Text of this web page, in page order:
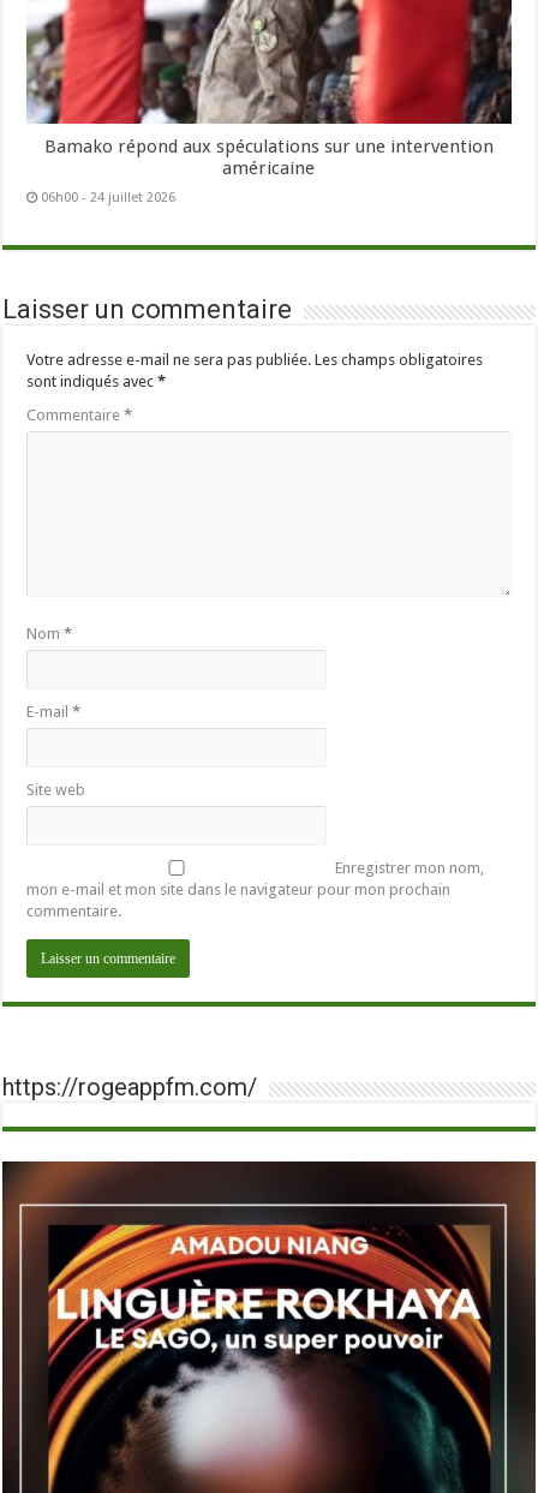
Bamako répond aux spéculations sur une intervention
américaine
06h00 - 24 juillet 2026
Laisser un commentaire
Votre adresse e-mail ne sera pas publiée. Les champs obligatoires
sont indiqués avec*
Commentaire*
Nom*
E-mail*
Site web
Enregistrer mon nom,
mon e-mail et mon site dans le navigateur pour mon prochain
commentaire.
https://rogeappfm.com/